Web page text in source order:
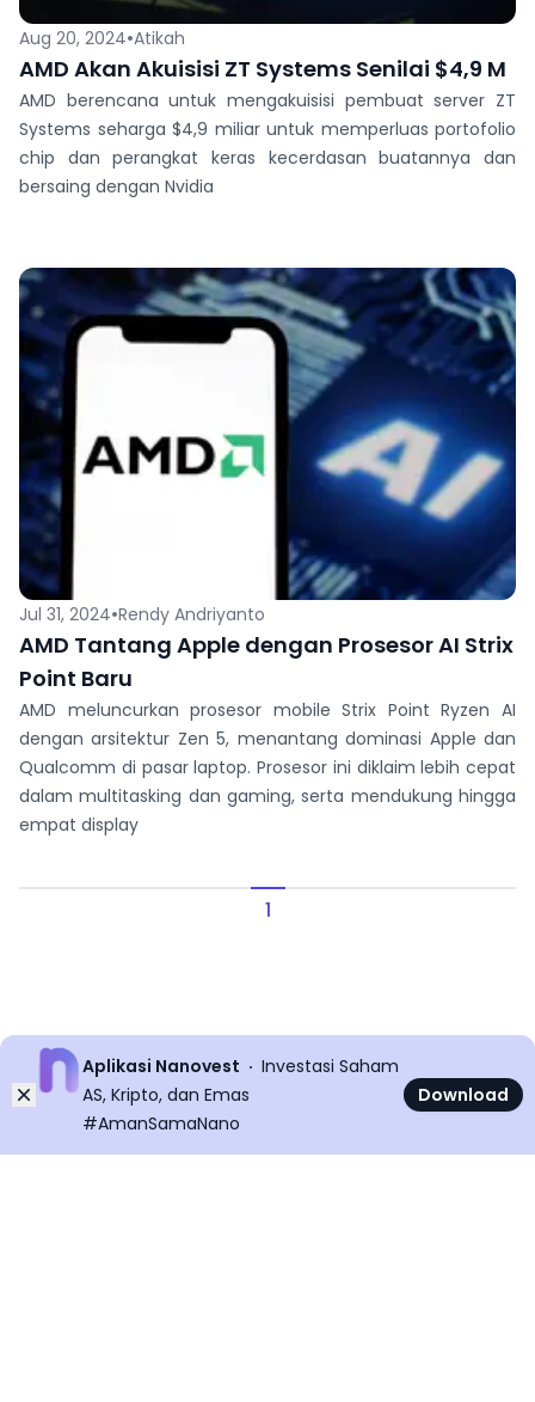
Aug 20, 2024•Atikah
AMD Akan Akuisisi ZT Systems Senilai $4,9 M
AMD berencana untuk mengakuisisi pembuat server ZT
Systems seharga $4,9 miliar untuk memperluas portofolio
chip dan perangkat keras kecerdasan buatannya dan
bersaing dengan Nvidia
Jul 31, 2024•Rendy Andriyanto
AMD Tantang Apple dengan Prosesor AI Strix
Point Baru
AMD meluncurkan prosesor mobile Strix Point Ryzen AI
dengan arsitektur Zen 5, menantang dominasi Apple dan
Qualcomm di pasar laptop. Prosesor ini diklaim lebih cepat
dalam multitasking dan gaming, serta mendukung hingga
empat display
1
Dismiss
Aplikasi Nanovest
Investasi Saham
AS, Kripto, dan Emas
#AmanSamaNano
Download